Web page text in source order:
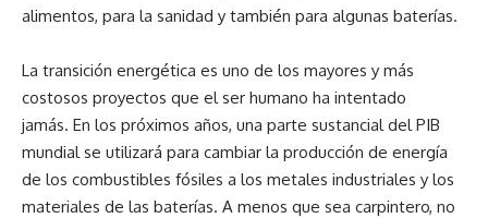
alimentos, para la sanidad y también para algunas baterías.
La transición energética es uno de los mayores y más
costosos proyectos que el ser humano ha intentado
jamás. En los próximos años, una parte sustancial del PIB
mundial se utilizará para cambiar la producción de energía
de los combustibles fósiles a los metales industriales y los
materiales de las baterías. A menos que sea carpintero, no